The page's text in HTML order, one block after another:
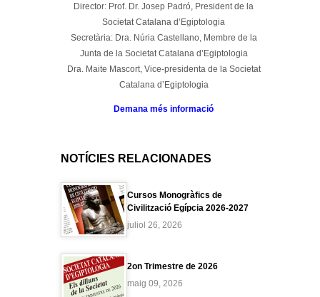
Director: Prof. Dr. Josep Padró, President de la
Societat Catalana d’Egiptologia
Secretària: Dra. Núria Castellano, Membre de la
Junta de la Societat Catalana d’Egiptologia
Dra. Maite Mascort, Vice-presidenta de la Societat
Catalana d’Egiptologia
Demana més informació
NOTÍCIES RELACIONADES
Cursos Monogràfics de
Civilització Egípcia 2026-2027
juliol 26, 2026
2on Trimestre de 2026
maig 09, 2026